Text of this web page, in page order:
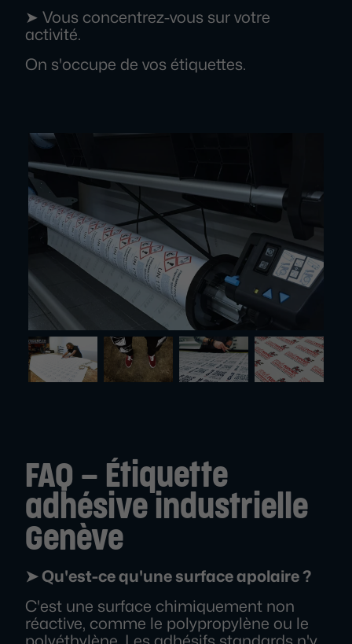
➤ Vous concentrez-vous sur votre
activité.
On s'occupe de vos étiquettes.
FAQ – Étiquette
adhésive industrielle
Genève
➤ Qu'est-ce qu'une surface apolaire ?
C'est une surface chimiquement non
réactive, comme le polypropylène ou le